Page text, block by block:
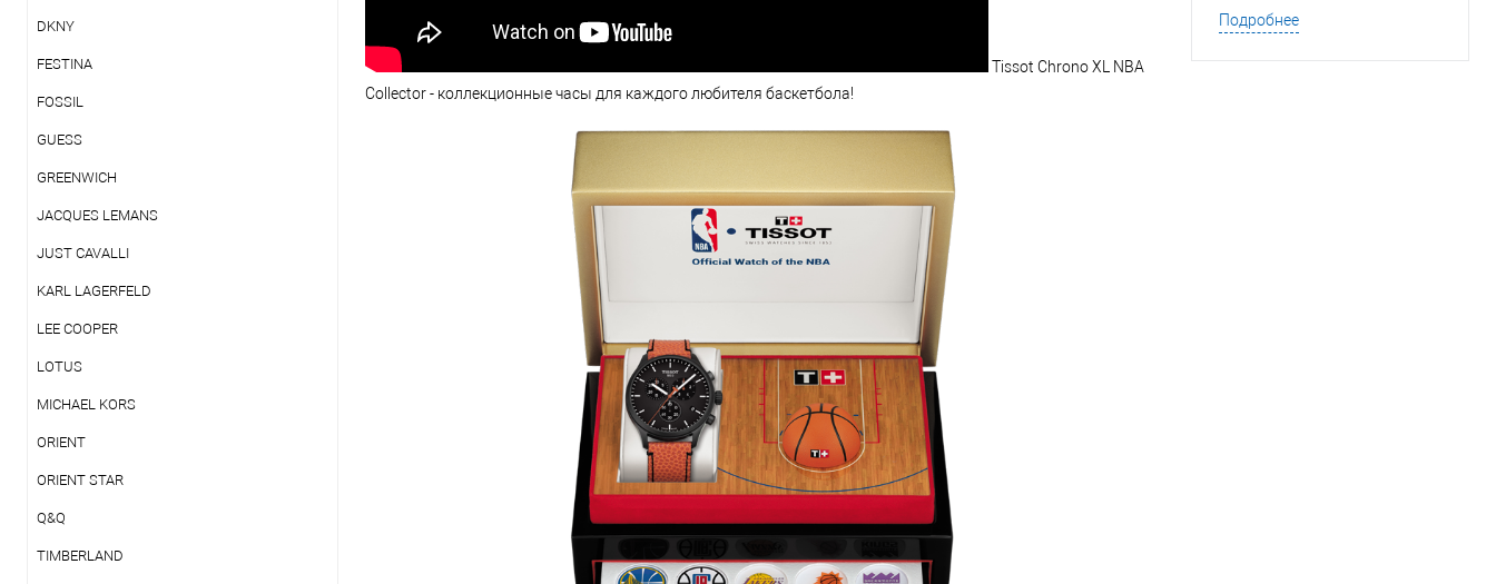
DKNY
FESTINA
FOSSIL
GUESS
GREENWICH
JACQUES LEMANS
JUST CAVALLI
KARL LAGERFELD
LEE COOPER
LOTUS
MICHAEL KORS
ORIENT
ORIENT STAR
Q&Q
TIMBERLAND
Tissot Chrono XL NBA
Collector - коллекционные часы для каждого любителя баскетбола!
Подробнее